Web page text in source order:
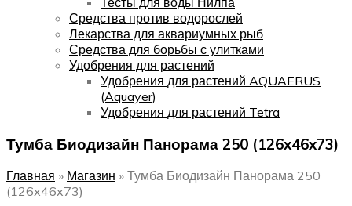
Средства против водорослей
Лекарства для аквариумных рыб
Средства для борьбы с улитками
Удобрения для растений
Удобрения для растений AQUAERUS
(Aquayer)
Удобрения для растений Tetra
Тумба Биодизайн Панорама 250 (126x46x73)
Главная » Магазин » Тумба Биодизайн Панорама 250
(126x46x73)